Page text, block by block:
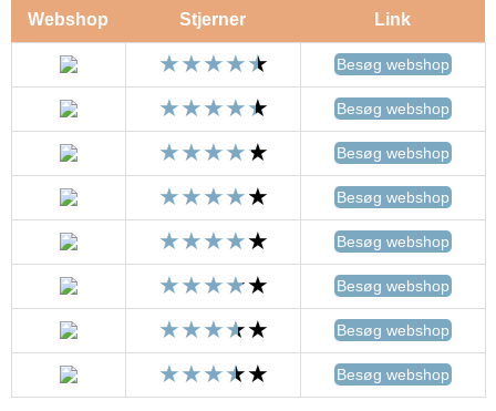
Webshop Stjerner Link
Besøg webshop
Besøg webshop
Besøg webshop
Besøg webshop
Besøg webshop
Besøg webshop
Besøg webshop
Besøg webshop